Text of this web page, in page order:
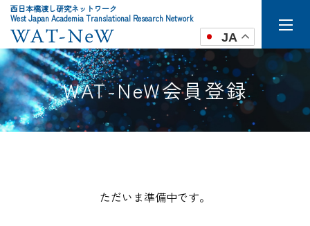
西日本橋渡し研究ネットワーク
West Japan Academia Translational Research Network
JA
WAT-NeW会員登録
ただいま準備中です。